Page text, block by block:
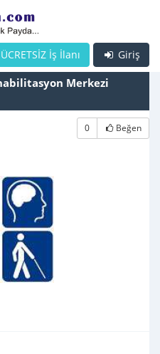
Giriş
ÜCRETSİZ İş İlanı
Merkezi
0 Beğen